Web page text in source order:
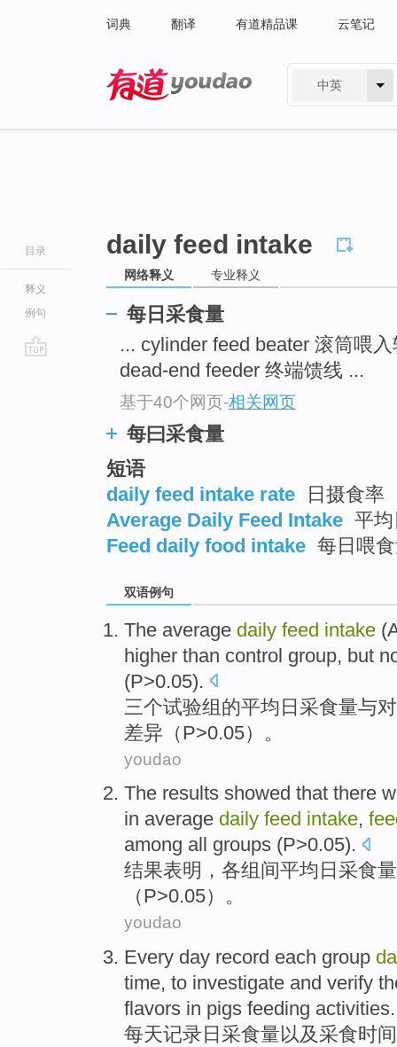
词典 翻译 有道精品课 云笔记
中英
目录
释义
例句
daily feed intake
网络释义 专业释义
每日采食量
... cylinder feed beater 滚筒喂
dead-end feeder 终端馈线 ...
基于40个网页-相关网页
每曰采食量
短语
daily feed intake rate
日摄食率
Average Daily Feed Intake 平
Feed daily food intake 每日喂
双语例句
The average daily feed intake (
higher than control group, but
(P>0.05).
三个试验组的平均 日 采食量与
差异 （P>0.05）。
youdao
The results showed that there
in average daily feed intake,
among all groups (P>0.05).
结果表明 ， 各组间平均 日 采食量
（P>0.05）。
youdao
Every day record each group
time, to investigate and verify
flavors in pigs feeding activities.
每天记录 日 采食量以及 采食时间